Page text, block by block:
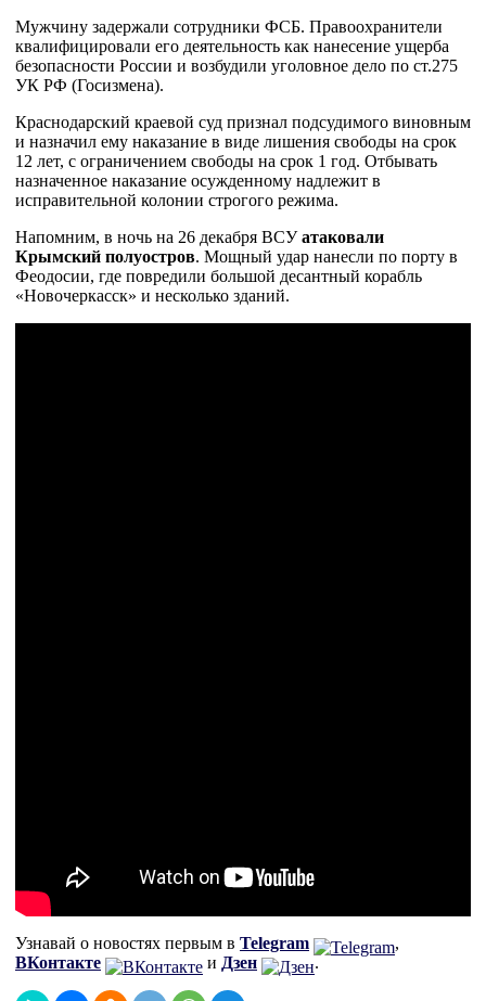
Мужчину задержали сотрудники ФСБ. Правоохранители
квалифицировали его деятельность как нанесение ущерба
безопасности России и возбудили уголовное дело по ст.275
УК РФ (Госизмена).
Краснодарский краевой суд признал подсудимого виновным
и назначил ему наказание в виде лишения свободы на срок
12 лет, с ограничением свободы на срок 1 год. Отбывать
назначенное наказание осужденному надлежит в
исправительной колонии строгого режима.
Напомним, в ночь на 26 декабря ВСУатаковали
Крымский полуостров. Мощный удар нанесли по порту в
Феодосии, где повредили большой десантный корабль
«Новочеркасск» и несколько зданий.
Узнавай о новостях первым в Telegram
,
ВКонтакте
и Дзен .